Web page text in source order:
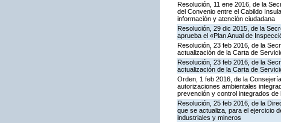
Resolución, 11 ene 2016, de la
del Convenio entre el Cabildo
información y atención ciudadana
Resolución, 29 dic 2015, de la
aprueba el «Plan Anual de
Resolución, 23 feb 2016, de la
actualización de la Carta de
Resolución, 23 feb 2016, de la
actualización de la Carta de
Orden, 1 feb 2016, de la
autorizaciones ambientales
prevención y control integrados de
Resolución, 25 feb 2016, de la
que se actualiza, para el ejercicio
industriales y mineros